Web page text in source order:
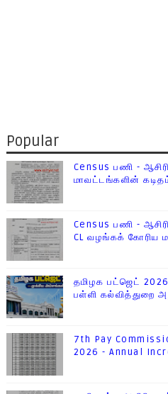
Popular
Census பணி -
மாவட்டங்களின்
Census பணி -
CL வழங்கக் கோரிய
தமிழக பட்ஜெட்
பள்ளி கல்வித்துறை
7th Pay
2026 - Annual